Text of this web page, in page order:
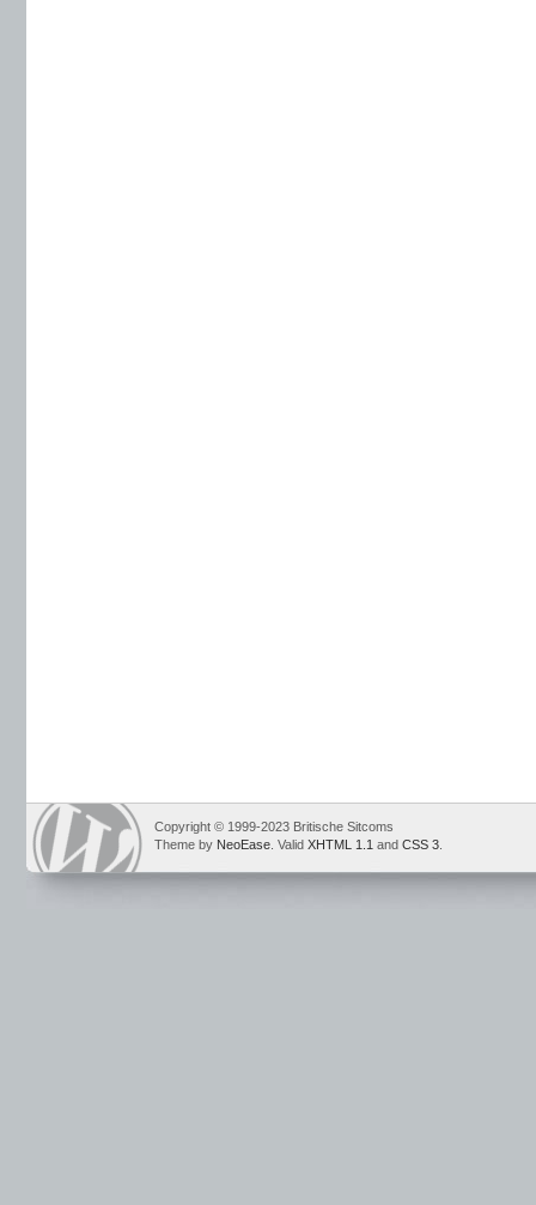
Copyright © 1999-2023 Britische Sitcoms
Theme by NeoEase . Valid XHTML 1.1 and CSS 3